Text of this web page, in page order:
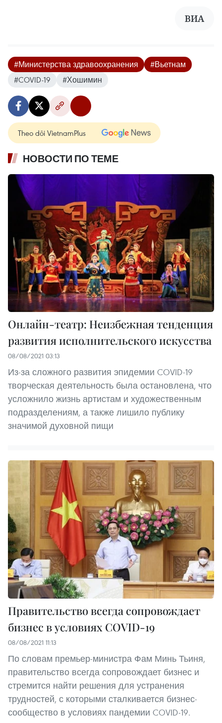
ВИА
#Министерства здравоохранения
#Вьетнам
#COVID-19
#Хошимин
Theo dõi VietnamPlus
НОВОСТИ ПО ТЕМЕ
Онлайн-театр: Неизбежная тенденция
развития исполнительского искусства
08/08/2021 03:13
Из-за сложного развития эпидемии COVID-19
творческая деятельность была остановлена, что
усложнило жизнь артистам и художественным
подразделениям, а также лишило публику
значимой духовной пищи
Правительство всегда сопровождает
бизнес в условиях COVID-19
08/08/2021 11:13
По словам премьер-министра Фам Минь Тьиня,
правительство всегда сопровождает бизнес и
стремится найти решения для устранения
трудностей, с которыми сталкивается бизнес-
сообщество в условиях пандемии COVID-19.